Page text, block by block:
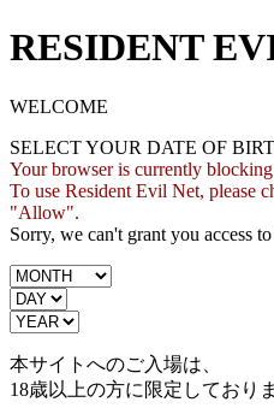
RESIDENT
WELCOME
SELECT YOUR DATE OF
Your browser is currently
To use Resident Evil Net, please
"Allow".
Sorry, we can't grant you access
本サイトへのご入場は、
18歳以上の方に限定しており